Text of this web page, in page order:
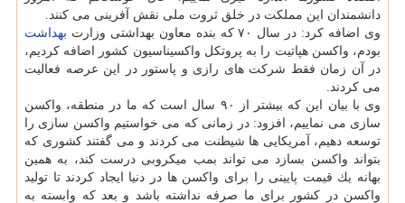
دانشمندان این مملكت در خلق ثروت ملی نقش آفرینی می كنند.
وی اضافه كرد: در سال ۷۰ كه بنده معاون بهداشتی وزارت
بهداشت
بودم، واكسن هپاتیت را به پروتكل واكسیناسیون كشور اضافه كردیم،
در آن زمان فقط شركت های رازی و پاستور در این عرصه فعالیت
می كردند.
وی با بیان این كه بیشتر از ۹۰ سال است كه ما در منطقه، واكسن
سازی می نماییم، افزود: در زمانی كه می خواستیم واكسن سازی را
توسعه دهیم، آمریكایی ها شیطنت می كردند و می گفتند كشوری كه
بتواند واكسن بسازد می تواند بمب میكروبی درست كند، به همین
بهانه یك قیمت پایینی را برای واكسن ها در دنیا ایجاد كردند تا تولید
واكسن در كشور برای ما صرفه نداشته باشد و بعد كه وابسته به